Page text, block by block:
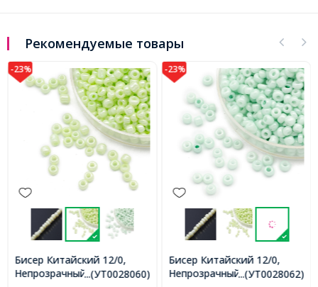
Рекомендуемые товары
-23%
...(УТ0028060)
Бисер Китайский 12/0,
Непрозрачный
-23%
...(УТ0028062)
Бисер Китайский 12/0,
Непрозрачный